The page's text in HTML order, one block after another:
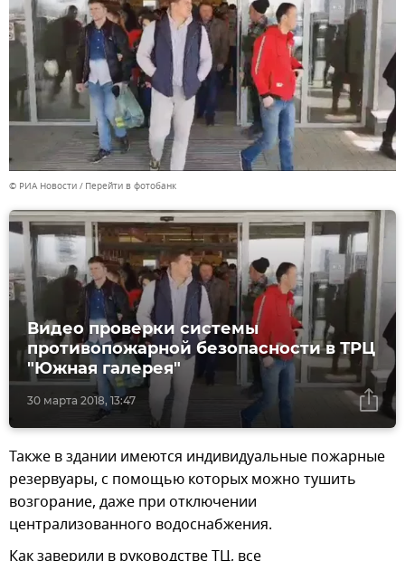
© РИА Новости Перейти в фотобанк
30 марта 2018, 13:47
Видео проверки системы
противопожарной безопасности в ТРЦ
"Южная галерея"
Также в здании имеются индивидуальные пожарные
резервуары, с помощью которых можно тушить
возгорание, даже при отключении
централизованного водоснабжения.
Как заверили в руководстве ТЦ, все